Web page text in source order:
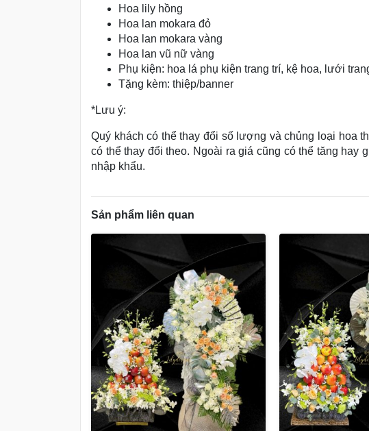
Hoa lily hồng
Hoa lan mokara đỏ
Hoa lan mokara vàng
Hoa lan vũ nữ vàng
Phụ kiện: hoa lá phụ kiện trang trí, kệ hoa, lưới
Tặng kèm: thiệp/banner
*Lưu ý:
Quý khách có thể thay đổi số lượng và chủng loại hoa
có thể thay đổi theo. Ngoài ra giá cũng có thể tăng hay
nhập khẩu.
Sản phẩm liên quan